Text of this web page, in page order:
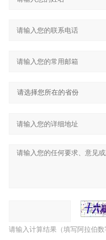
请输入计算结果（填写阿拉伯